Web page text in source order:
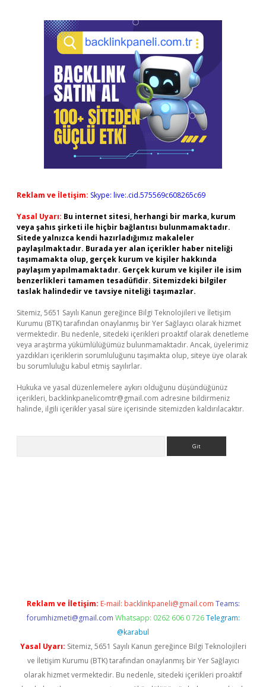
Reklam ve İletişim: Skype: live:.cid.575569c608265c69
Yasal Uyarı: Bu internet sitesi, herhangi bir marka, kurum
veya şahıs şirketi ile hiçbir bağlantısı bulunmamaktadır.
Sitede yalnızca kendi hazırladığımız makaleler
paylaşılmaktadır. Burada yer alan içerikler haber niteliği
taşımamakta olup, gerçek kurum ve kişiler hakkında
paylaşım yapılmamaktadır. Gerçek kurum ve kişiler ile isim
benzerlikleri tamamen tesadüfidir. Sitemizdeki bilgiler
taslak halindedir ve tavsiye niteliği taşımazlar.
Sitemiz, 5651 Sayılı Kanun gereğince Bilgi Teknolojileri ve İletişim
Kurumu (BTK) tarafından onaylanmış bir Yer Sağlayıcı olarak hizmet
vermektedir. Bu nedenle, sitedeki içerikleri proaktif olarak denetleme
veya araştırma yükümlülüğümüz bulunmamaktadır. Ancak, üyelerimiz
yazdıkları içeriklerin sorumluluğunu taşımakta olup, siteye üye olarak
bu sorumluluğu kabul etmiş sayılırlar.
Hukuka ve yasal düzenlemelere aykırı olduğunu düşündüğünüz
içerikleri, backlinkpanelicomtr@gmail.com adresine bildirmeniz
halinde, ilgili içerikler yasal süre içerisinde sitemizden kaldırılacaktır.
Reklam ve İletişim: E-mail: backlinkpaneli@gmail.com Teams:
forumhizmeti@gmail.com Whatsapp: 0262 606 0 726 Telegram:
@karabul
Yasal Uyarı: Sitemiz, 5651 Sayılı Kanun gereğince Bilgi Teknolojileri
ve İletişim Kurumu (BTK) tarafından onaylanmış bir Yer Sağlayıcı
olarak hizmet vermektedir. Bu nedenle, sitedeki içerikleri proaktif